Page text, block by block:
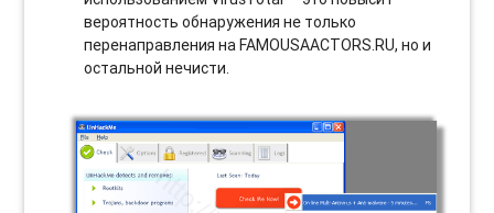
вероятность обнаружения не только
перенаправления на FAMOUSAACTORS.RU, но и
остальной нечисти.